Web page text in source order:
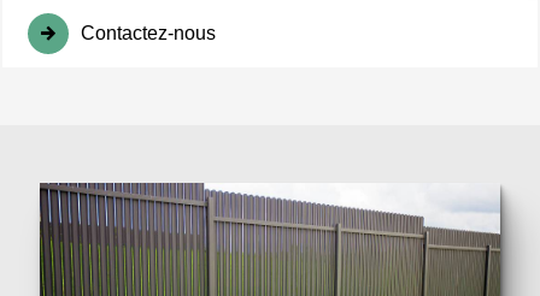
Contactez-nous